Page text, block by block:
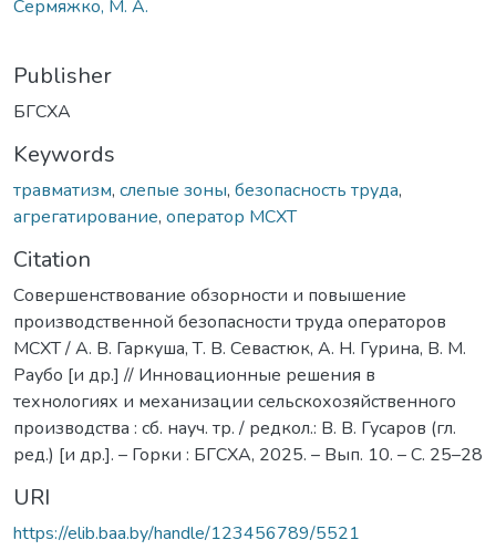
Сермяжко, М. А.
Publisher
БГСХА
Keywords
травматизм, слепые зоны, безопасность труда,
агрегатирование, оператор МСХТ
Citation
Совершенствование обзорности и повышение
производственной безопасности труда операторов
МСХТ / А. В. Гаркуша, Т. В. Севастюк, А. Н. Гурина, В. М.
Раубо [и др.] // Инновационные решения в
технологиях и механизации сельскохозяйственного
производства : сб. науч. тр. / редкол.: В. В. Гусаров (гл.
ред.) [и др.]. – Горки : БГСХА, 2025. – Вып. 10. – С. 25–28
URI
https://elib.baa.by/handle/123456789/5521